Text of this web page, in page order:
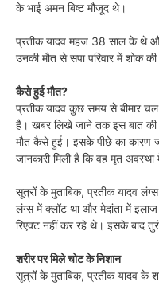
के भाई अमन बिष्ट मौजूद थे।
प्रतीक यादव महज 38 साल के थे
उनकी मौत से सपा परिवार में शोक
कैसे हुई मौत?
प्रतीक यादव कुछ समय से बीमार
है। खबर लिखे जाने तक इस बात की
मौत कैसे हुई। इसके पीछे का कारण
जानकारी मिली है कि वह मृत अवस्था
सूत्रों के मुताबिक, प्रतीक यादव
लंग्स में क्लॉट था और मेदांता में
रिएक्ट नहीं कर रहे थे। इसके बाद
शरीर पर मिले चोट के निशान
सूत्रों के मुताबिक, प्रतीक यादव के